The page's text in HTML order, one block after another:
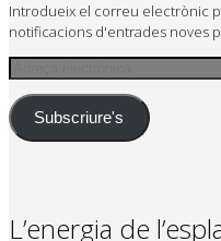
Introdueix el correu electrònic
notificacions d'entrades noves
Subscriure's
L’energia de